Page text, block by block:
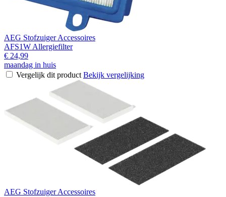
AEG Stofzuiger Accessoires
AFS1W Allergiefilter
€ 24,99
maandag in huis
Vergelijk dit product Bekijk vergelijking
AEG Stofzuiger Accessoires